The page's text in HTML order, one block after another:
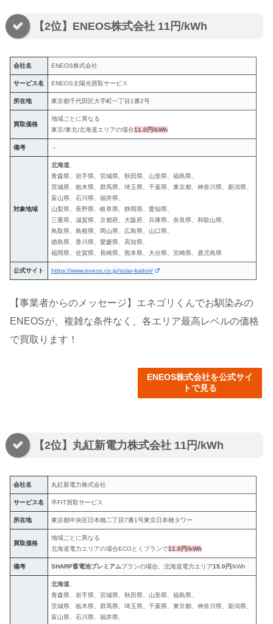
【2位】ENEOS株式会社 11円/kWh
会社名 ENEOS株式会社
サービス名 ENEOS太陽光買取サービス
所在地 東京都千代田区大手町一丁目1番2号
買取価格
地域ごとに異なる
東京/東北/北海道エリアの場合11.0円/kWh
備考 －
対象地域
北海道
青森県、岩手県、宮城県、秋田県、山形県、福島県、
茨城県、栃木県、群馬県、埼玉県、千葉県、東京都、神奈川県、新潟県、
富山県、石川県、福井県、
山梨県、長野県、岐阜県、静岡県、愛知県、
三重県、滋賀県、京都府、大阪府、兵庫県、奈良県、和歌山県、
鳥取県、島根県、岡山県、広島県、山口県、
徳島県、香川県、愛媛県、高知県、
福岡県、佐賀県、長崎県、熊本県、大分県、宮崎県、鹿児島県
公式サイト https://www.eneos.co.jp/solar-kaitori/
【事業者からのメッセージ】エネゴリくんでお馴染みの
ENEOSが、複雑な条件なく、各エリア最高レベルの価格
で買取ります！
ENEOS株式会社を公式サイ
トで見る
【2位】丸紅新電力株式会社 11円/kWh
会社名 丸紅新電力株式会社
サービス名 卒FIT買取サービス
所在地 東京都中央区日本橋二丁目7番1号東京日本橋タワー
買取価格
地域ごとに異なる
北海道電力エリアの場合ECOとくプランで11.0円/kWh
備考 SHARP蓄電池プレミアムプランの場合、北海道電力エリア15.0円/kWh
北海道
青森県、岩手県、宮城県、秋田県、山形県、福島県、
茨城県、栃木県、群馬県、埼玉県、千葉県、東京都、神奈川県、新潟県、
富山県、石川県、福井県、